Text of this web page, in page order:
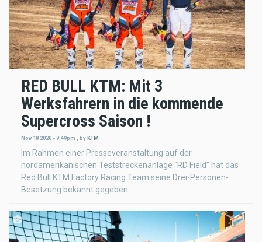
RED BULL KTM: Mit 3
Werksfahrern in die kommende
Supercross Saison !
Nov 18 2020 - 9:49pm , byKTM
Im Rahmen einer Presseveranstaltung auf der
nordamerikanischen Teststreckenanlage "RD Field" hat das
Red Bull KTM Factory Racing Team seine Drei-Personen-
Besetzung bekannt gegeben.